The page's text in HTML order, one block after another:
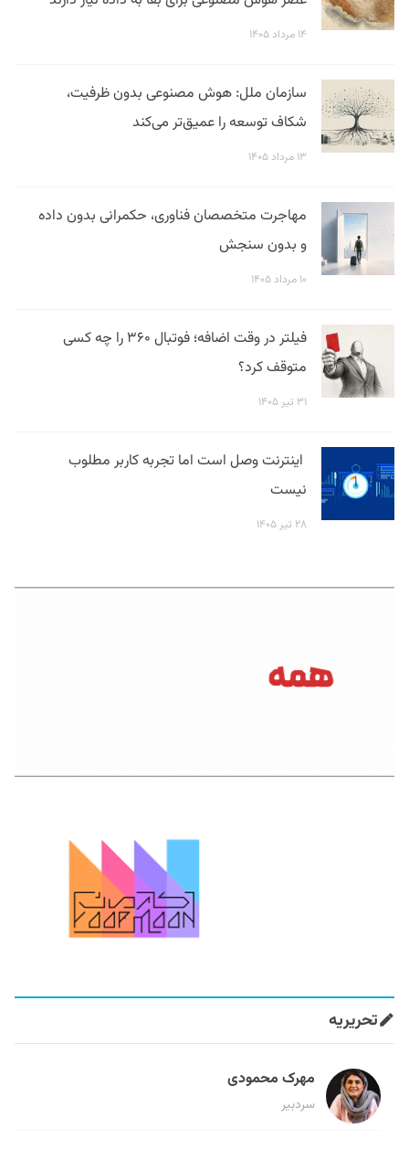
۱۴ مرداد ۱۴۰۵
سازمان ملل: هوش مصنوعی بدون ظرفیت،
شکاف توسعه را عمیق‌تر می‌کند
۱۳ مرداد ۱۴۰۵
مهاجرت متخصصان فناوری، حکمرانی بدون داده
و بدون سنجش
۱۰ مرداد ۱۴۰۵
فیلتر در وقت اضافه؛ فوتبال ۳۶۰ را چه کسی
متوقف کرد؟
۳۱ تیر ۱۴۰۵
اینترنت وصل است اما تجربه کاربر مطلوب
نیست
۲۸ تیر ۱۴۰۵
تحریریه
مهرک محمودی
سردبیر